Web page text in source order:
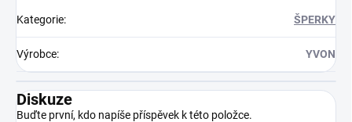
Kategorie: ŠPERKY
Výrobce: YVON
Diskuze
Buďte první, kdo napíše příspěvek k této položce.